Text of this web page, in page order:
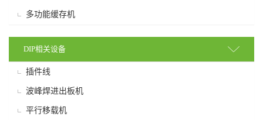
多功能缓存机
DIP相关设备
插件线
波峰焊进出板机
平行移载机